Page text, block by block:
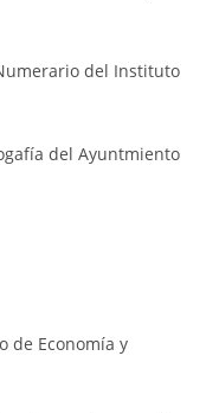
del Instituto
del Ayuntmiento
de Economía y